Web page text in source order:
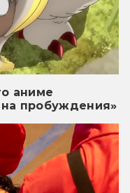
аниме
пробуждения»